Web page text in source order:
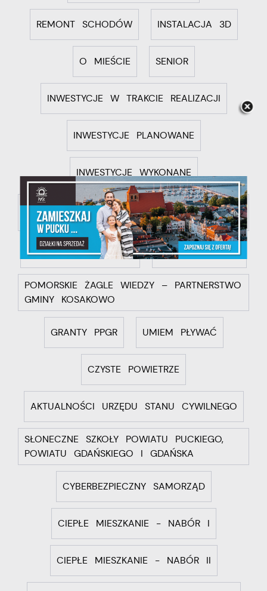
REMONT SCHODÓW INSTALACJA 3D
O MIEŚCIE SENIOR
INWESTYCJE W TRAKCIE REALIZACJI
INWESTYCJE PLANOWANE
INWESTYCJE WYKONANE
INWESTYCJE WYKONANE PRZY WSPARCIU
ŚRODKÓW UE
POMOC DLA UKRAINY ROWEROWY MAJ
POMORSKIE ŻAGLE WIEDZY – PARTNERSTWO
GMINY KOSAKOWO
GRANTY PPGR UMIEM PŁYWAĆ
CZYSTE POWIETRZE
AKTUALNOŚCI URZĘDU STANU CYWILNEGO
SŁONECZNE SZKOŁY POWIATU PUCKIEGO,
POWIATU GDAŃSKIEGO I GDAŃSKA
CYBERBEZPIECZNY SAMORZĄD
CIEPŁE MIESZKANIE - NABÓR I
CIEPŁE MIESZKANIE - NABÓR II